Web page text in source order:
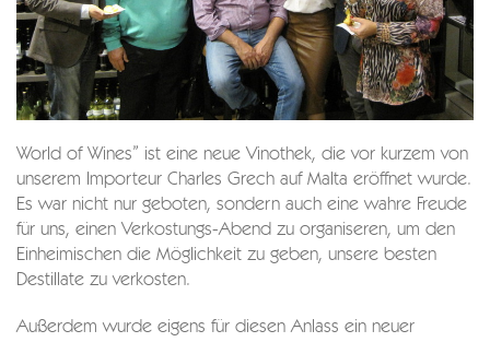
World of Wines” ist eine neue Vinothek, die vor kurzem von
unserem Importeur Charles Grech auf Malta eröffnet wurde.
Es war nicht nur geboten, sondern auch eine wahre Freude
für uns, einen Verkostungs-Abend zu organiseren, um den
Einheimischen die Möglichkeit zu geben, unsere besten
Destillate zu verkosten.
Außerdem wurde eigens für diesen Anlass ein neuer